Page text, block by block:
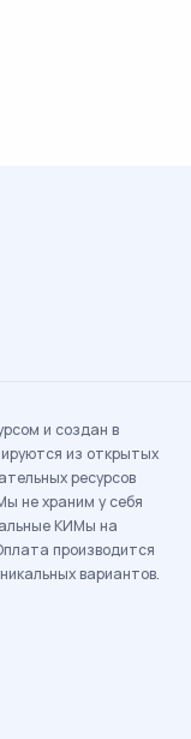
и создан в
из открытых
ресурсов
не храним у себя
КИМы на
производится
вариантов.